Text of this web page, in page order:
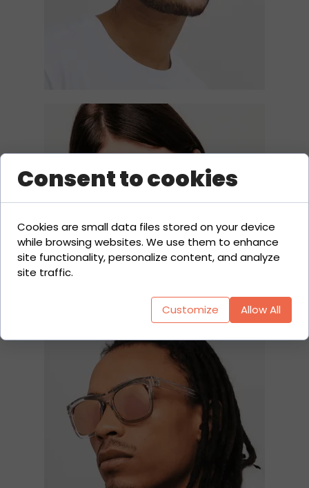
Consent to cookies
Cookies are small data files stored on your device
while browsing websites. We use them to enhance
site functionality, personalize content, and analyze
site traffic.
Customize Allow All